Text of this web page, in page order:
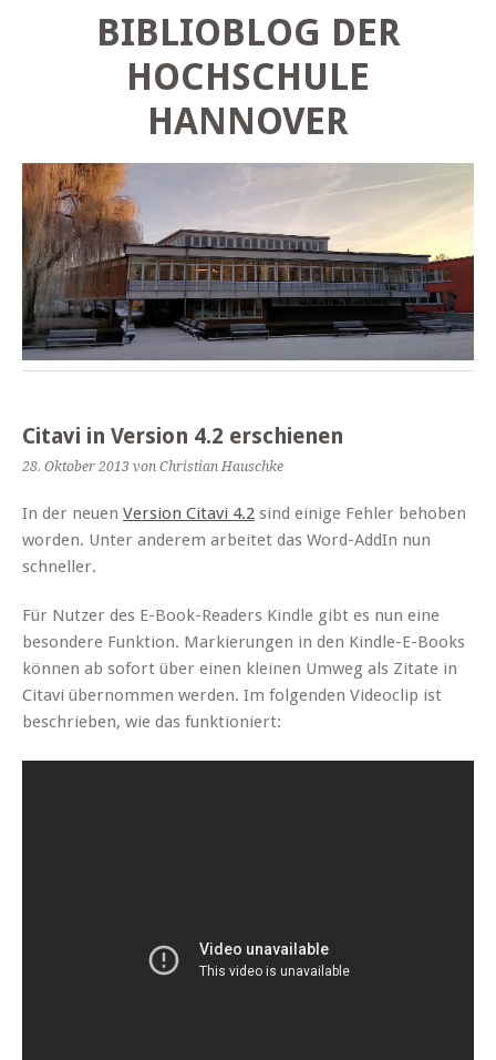
BIBLIOBLOG DER
HOCHSCHULE
HANNOVER
Citavi in Version 4.2 erschienen
28. Oktober 2013 von Christian Hauschke
In der neuen Version Citavi 4.2 sind einige Fehler behoben
worden. Unter anderem arbeitet das Word-AddIn nun
schneller.
Für Nutzer des E-Book-Readers Kindle gibt es nun eine
besondere Funktion. Markierungen in den Kindle-E-Books
können ab sofort über einen kleinen Umweg als Zitate in
Citavi übernommen werden. Im folgenden Videoclip ist
beschrieben, wie das funktioniert: